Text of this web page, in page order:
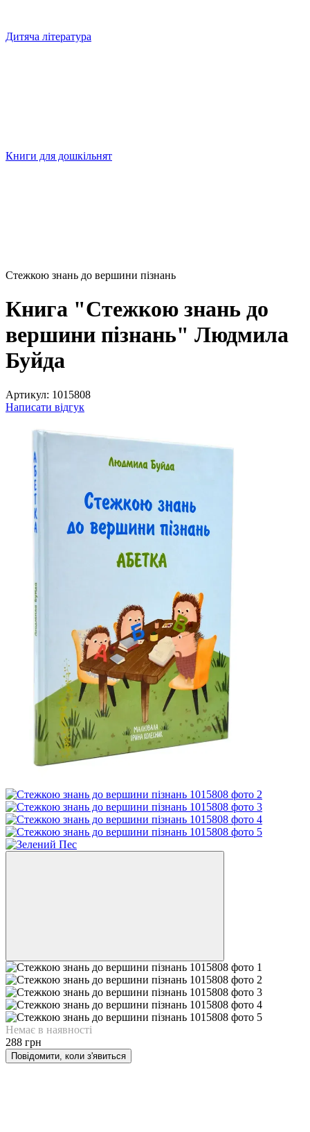
Дитяча література
Книги для дошкільнят
Стежкою знань до вершини пізнань
Книга "Стежкою знань до
вершини пізнань" Людмила
Буйда
Артикул: 1015808
Написати відгук
Немає в наявності
288 грн
Повідомити, коли з'явиться